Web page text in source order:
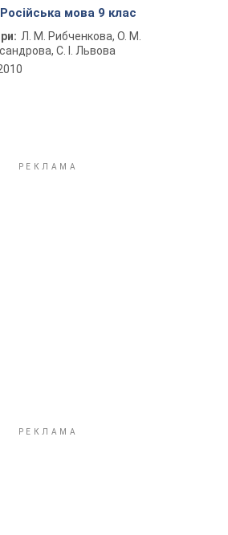
мова 9 клас
Л. М. Рибченкова, О. М.
С. І. Львова